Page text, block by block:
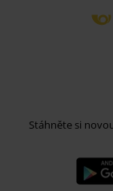
Stáhněte si